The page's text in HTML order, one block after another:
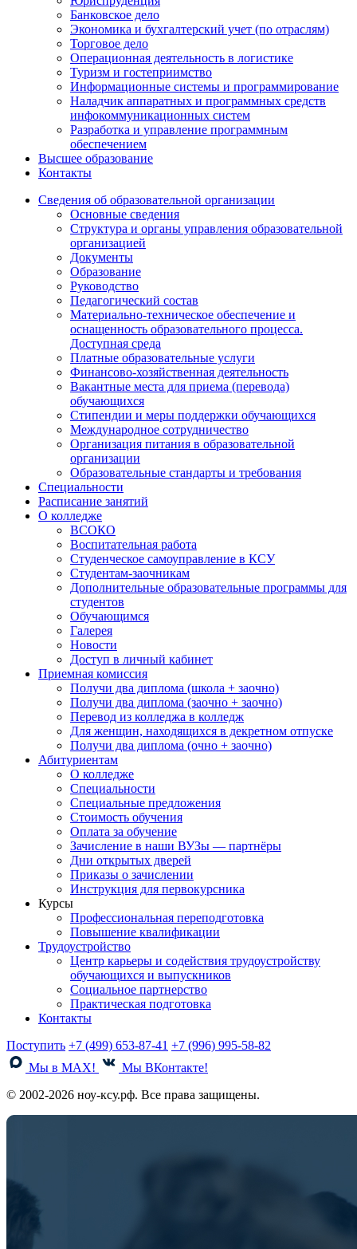
Банковское дело
Экономика и бухгалтерский учет (по отраслям)
Торговое дело
Операционная деятельность в логистике
Туризм и гостеприимство
Информационные системы и программирование
Наладчик аппаратных и программных средств
инфокоммуникационных систем
Разработка и управление программным
обеспечением
Высшее образование
Контакты
Сведения об образовательной организации
Основные сведения
Структура и органы управления образовательной
организацией
Документы
Образование
Руководство
Педагогический состав
Материально-техническое обеспечение и
оснащенность образовательного процесса.
Доступная среда
Платные образовательные услуги
Финансово-хозяйственная деятельность
Вакантные места для приема (перевода)
обучающихся
Стипендии и меры поддержки обучающихся
Международное сотрудничество
Организация питания в образовательной
организации
Образовательные стандарты и требования
Специальности
Расписание занятий
О колледже
ВСОКО
Воспитательная работа
Студенческое самоуправление в КСУ
Студентам-заочникам
Дополнительные образовательные программы для
студентов
Обучающимся
Галерея
Новости
Доступ в личный кабинет
Приемная комиссия
Получи два диплома (школа + заочно)
Получи два диплома (заочно + заочно)
Перевод из колледжа в колледж
Для женщин, находящихся в декретном отпуске
Получи два диплома (очно + заочно)
Абитуриентам
О колледже
Специальности
Специальные предложения
Стоимость обучения
Оплата за обучение
Зачисление в наши ВУЗы — партнёры
Дни открытых дверей
Приказы о зачислении
Инструкция для первокурсника
Курсы
Профессиональная переподготовка
Повышение квалификации
Трудоустройство
Центр карьеры и содействия трудоустройству
обучающихся и выпускников
Социальное партнерство
Практическая подготовка
Контакты
Поступить +7 (499) 653-87-41 +7 (996) 995-58-82
Мы в MAX!
Мы ВКонтакте!
© 2002-2026 ноу-ксу.рф. Все права защищены.